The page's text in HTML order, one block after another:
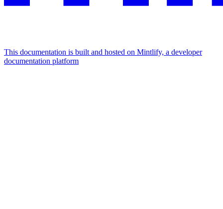
This documentation is built and hosted on Mintlify, a developer
documentation platform